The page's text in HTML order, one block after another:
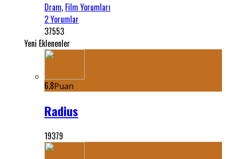
Dram, Film Yorumları
2 Yorumlar
37553
Yeni Eklenenler
6.8Puan
Radius
19379